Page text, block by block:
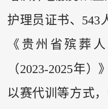
护理员证书、543
《贵州省殡葬
（2023-2025年
以赛代训等方式